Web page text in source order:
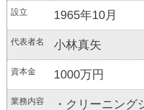
設立 1965年10月
代表者名 小林真矢
資本金 1000万円
業務内容
・クリーニング